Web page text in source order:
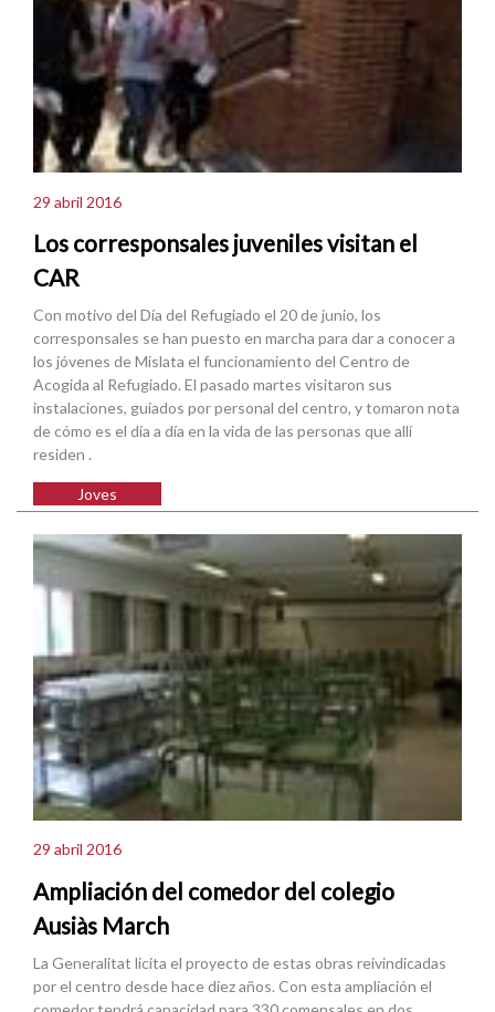
29 abril 2016
Los corresponsales juveniles visitan el
CAR
Con motivo del Día del Refugiado el 20 de junio, los
corresponsales se han puesto en marcha para dar a conocer a
los jóvenes de Mislata el funcionamiento del Centro de
Acogida al Refugiado. El pasado martes visitaron sus
instalaciones, guiados por personal del centro, y tomaron nota
de cómo es el día a día en la vida de las personas que allí
residen .
Joves
29 abril 2016
Ampliación del comedor del colegio
Ausiàs March
La Generalitat licita el proyecto de estas obras reivindicadas
por el centro desde hace diez años. Con esta ampliación el